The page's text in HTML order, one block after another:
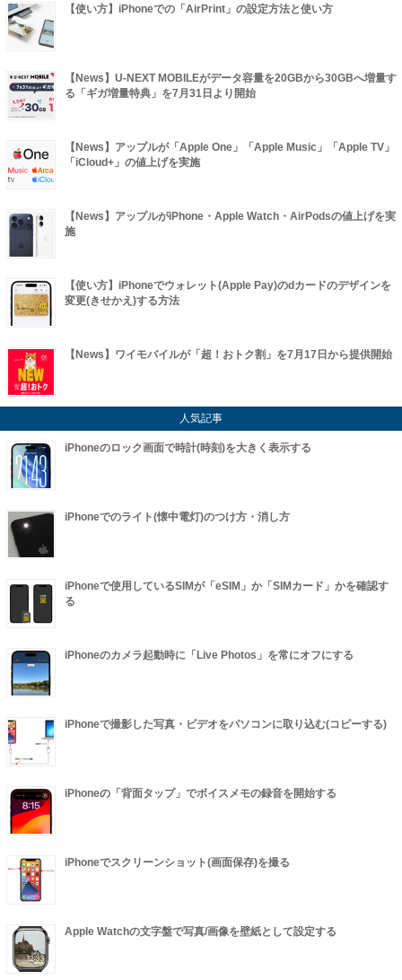
【使い方】iPhoneでの「AirPrint」の設定方法と使い方
【News】U-NEXT MOBILEがデータ容量を20GBから30GBへ増量す
る「ギガ増量特典」を7月31日より開始
【News】アップルが「Apple One」「Apple Music」「Apple TV」
「iCloud+」の値上げを実施
【News】アップルがiPhone・Apple Watch・AirPodsの値上げを実
施
【使い方】iPhoneでウォレット(Apple Pay)のdカードのデザインを
変更(きせかえ)する方法
【News】ワイモバイルが「超！おトク割」を7月17日から提供開始
人気記事
iPhoneのロック画面で時計(時刻)を大きく表示する
iPhoneでのライト(懐中電灯)のつけ方・消し方
iPhoneで使用しているSIMが「eSIM」か「SIMカード」かを確認す
る
iPhoneのカメラ起動時に「Live Photos」を常にオフにする
iPhoneで撮影した写真・ビデオをパソコンに取り込む(コピーする)
iPhoneの「背面タップ」でボイスメモの録音を開始する
iPhoneでスクリーンショット(画面保存)を撮る
Apple Watchの文字盤で写真/画像を壁紙として設定する